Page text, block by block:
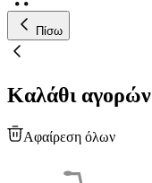
Πίσω
Καλάθι αγορών
Αφαίρεση όλων